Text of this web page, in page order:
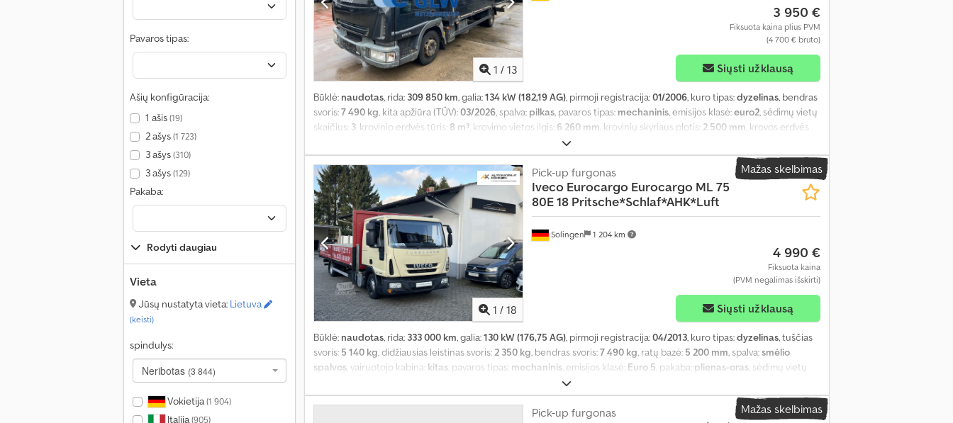
Pavaros tipas:
Ašių konfigūracija:
1 ašis(19)
2 ašys(1 723)
3 ašys(310)
3 ašys(129)
Pakaba:
Rodyti daugiau
Vieta
Jūsų nustatyta vieta: Lietuva
(keisti)
spindulys:
Neribotas (3 844)
Vokietija(1 904)
Italija(905)
1 / 13
3 950 €
Fiksuota kaina plius PVM
(4 700 € bruto)
Siųsti užklausą
Būklė: naudotas, rida: 309 850 km, galia:134 kW (182,19 AG), pirmoji registracija:01/2006, kuro tipas:dyzelinas, bendras
svoris:7 490 kg, kita apžiūra (TÜV):03/2026, spalva: pilkas, pavaros tipas: mechaninis, emisijos klasė:euro2, sėdimų vietų
skaičius: 3, krovinio erdvės tūris: 8 m³, krovimo vietos ilgis: 6 260 mm, krovinių skyriaus plotis: 2 500 mm, krovos erdvės
Mažas skelbimas
1 / 18
Solingen 1 204 km
Pick-up furgonas
Iveco Eurocargo Eurocargo ML 75
80E 18 Pritsche*Schlaf*AHK*Luft
4 990 €
Fiksuota kaina
(PVM negalimas išskirti)
Siųsti užklausą
Būklė: naudotas, rida: 333 000 km, galia:130 kW (176,75 AG), pirmoji registracija:04/2013, kuro tipas:dyzelinas, tuščias
svoris: 5 140 kg, didžiausias leistinas svoris:2 350 kg, bendras svoris:7 490 kg, ratų bazė: 5 200 mm, spalva:smėlio
spalvos, vairuotojo kabina: kitas, pavaros tipas: mechaninis, emisijos klasė: Euro 5, pakaba: plienas-oras, sėdimų vietų
, krovinių skyriaus plotis:
greitis:90 km/h, Įranga:ABS, borto kompiuteris, centrinis užraktas, elektroninė stabilumo programa (ESP), trauki
Mažas skelbimas
Pick-up furgonas